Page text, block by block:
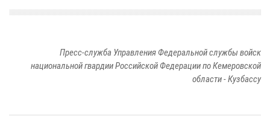
Пресс-служба Управления Федеральной службы войск
национальной гвардии Российской Федерации по Кемеровской
области - Кузбассу